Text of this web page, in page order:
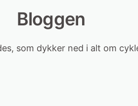
Bloggen
som dykker ned i alt om